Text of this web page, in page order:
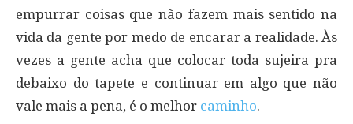
empurrar coisas que não fazem mais sentido na
vida da gente por medo de encarar a realidade. Às
vezes a gente acha que colocar toda sujeira pra
debaixo do tapete e continuar em algo que não
vale mais a pena, é o melhor caminho.